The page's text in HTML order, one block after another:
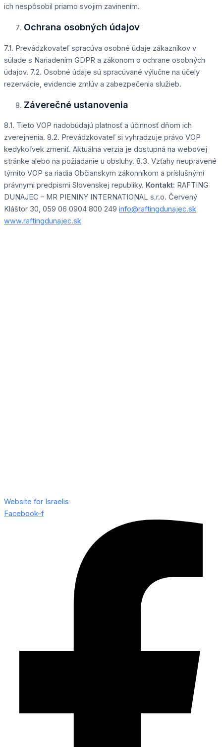
ich nespôsobil priamo svojim zavinením.
Ochrana osobných údajov
7.1. Prevádzkovateľ spracúva osobné údaje zákazníkov v
súlade s Nariadením GDPR a zákonom o ochrane osobných
údajov. 7.2. Osobné údaje sú spracúvané výlučne na účely
rezervácie, evidencie zmlúv a zabezpečenia služieb.
Záverečné ustanovenia
8.1. Tieto VOP nadobúdajú platnosť a účinnosť dňom ich
zverejnenia. 8.2. Prevádzkovateľ si vyhradzuje právo VOP
kedykoľvek zmeniť. Aktuálna verzia je dostupná na webovej
stránke alebo na požiadanie u obsluhy. 8.3. Vzťahy neupravené
týmito VOP sa riadia Občianskym zákonníkom a príslušnými
právnymi predpismi Slovenskej republiky. Kontakt: RAFTING
DUNAJEC – MR PIENINY INTERNATIONAL s.r.o. Červený
Kláštor 30, 059 06 0904 800 249 info@raftingdunajec.sk
www.raftingdunajec.sk
Website for Israelis
Facebook-f